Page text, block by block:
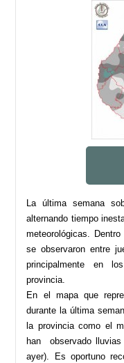
La última semana
alternando tiempo
meteorológicas.
se observaron entre
principalmente en
provincia.
En el mapa que
durante la última
la provincia como el
han observado
ayer). Es oportuno